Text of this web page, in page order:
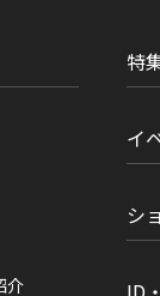
介
特
イ
シ